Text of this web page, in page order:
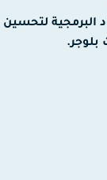
لتحسين